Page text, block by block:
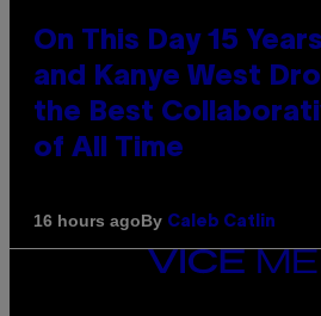
On This Day 15
and Kanye West
the Best
of All Time
16 hours agoBy Caleb Catlin
VICE
MEDIA